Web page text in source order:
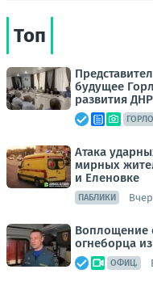
Топ
будущее
развития ДНР
Атака
мирных
и Еленовке
ПАБЛИКИ
Воплощение
огнеборца
ОФИЦ.